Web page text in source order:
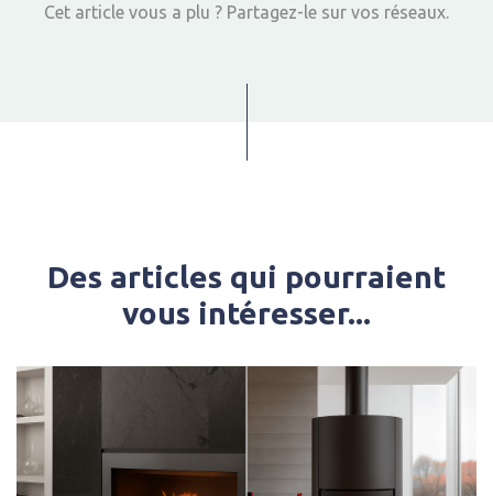
Cet article vous a plu ? Partagez-le sur vos réseaux.
Des articles qui pourraient
vous intéresser...